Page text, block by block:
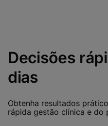
Decisões
dias
Obtenha resultados
rápida gestão clínica e do